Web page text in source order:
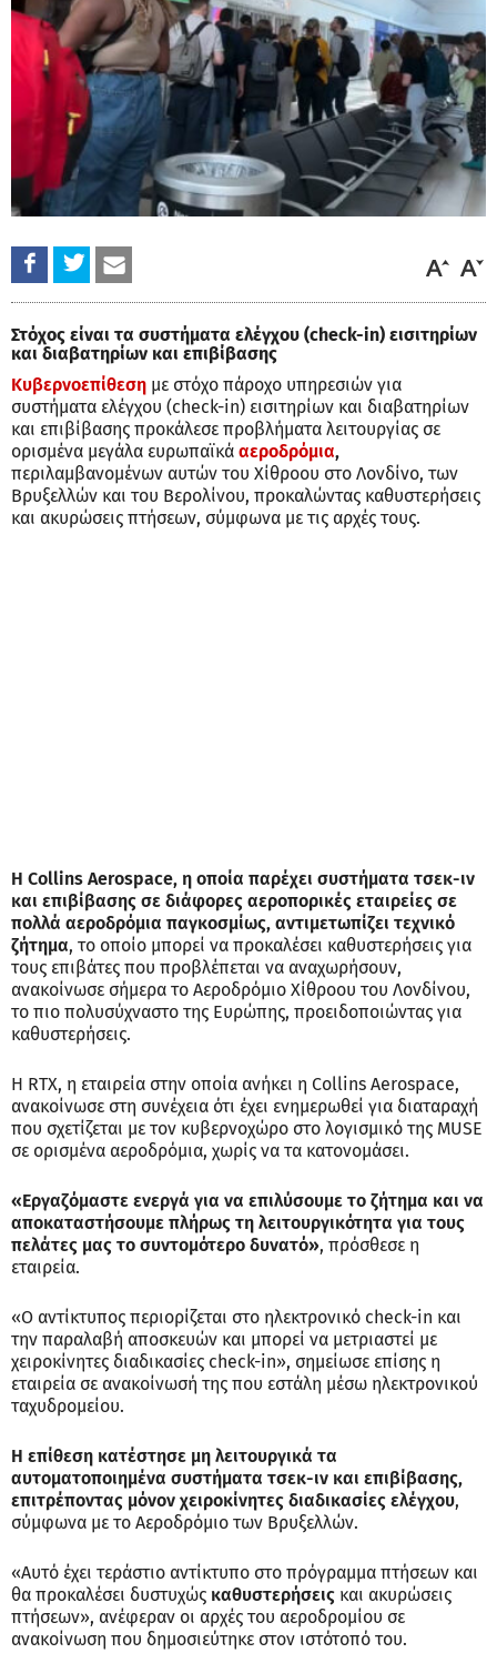
Στόχος είναι τα συστήματα ελέγχου (check-in) εισιτηρίων
και διαβατηρίων και επιβίβασης
Κυβερνοεπίθεση με στόχο πάροχο υπηρεσιών για
συστήματα ελέγχου (check-in) εισιτηρίων και διαβατηρίων
και επιβίβασης προκάλεσε προβλήματα λειτουργίας σε
ορισμένα μεγάλα ευρωπαϊκά αεροδρόμια,
περιλαμβανομένων αυτών του Χίθροου στο Λονδίνο, των
Βρυξελλών και του Βερολίνου, προκαλώντας καθυστερήσεις
και ακυρώσεις πτήσεων, σύμφωνα με τις αρχές τους.
Η Collins Aerospace, η οποία παρέχει συστήματα τσεκ-ιν
και επιβίβασης σε διάφορες αεροπορικές εταιρείες σε
πολλά αεροδρόμια παγκοσμίως, αντιμετωπίζει τεχνικό
ζήτημα, το οποίο μπορεί να προκαλέσει καθυστερήσεις για
τους επιβάτες που προβλέπεται να αναχωρήσουν,
ανακοίνωσε σήμερα το Αεροδρόμιο Χίθροου του Λονδίνου,
το πιο πολυσύχναστο της Ευρώπης, προειδοποιώντας για
καθυστερήσεις.
Η RTX, η εταιρεία στην οποία ανήκει η Collins Aerospace,
ανακοίνωσε στη συνέχεια ότι έχει ενημερωθεί για διαταραχή
που σχετίζεται με τον κυβερνοχώρο στο λογισμικό της MUSE
σε ορισμένα αεροδρόμια, χωρίς να τα κατονομάσει.
«Εργαζόμαστε ενεργά για να επιλύσουμε το ζήτημα και να
αποκαταστήσουμε πλήρως τη λειτουργικότητα για τους
πελάτες μας το συντομότερο δυνατό», πρόσθεσε η
εταιρεία.
«Ο αντίκτυπος περιορίζεται στο ηλεκτρονικό check-in και
την παραλαβή αποσκευών και μπορεί να μετριαστεί με
χειροκίνητες διαδικασίες check-in», σημείωσε επίσης η
εταιρεία σε ανακοίνωσή της που εστάλη μέσω ηλεκτρονικού
ταχυδρομείου.
Η επίθεση κατέστησε μη λειτουργικά τα
αυτοματοποιημένα συστήματα τσεκ-ιν και επιβίβασης,
επιτρέποντας μόνον χειροκίνητες διαδικασίες ελέγχου,
σύμφωνα με το Αεροδρόμιο των Βρυξελλών.
«Αυτό έχει τεράστιο αντίκτυπο στο πρόγραμμα πτήσεων και
θα προκαλέσει δυστυχώς καθυστερήσεις και ακυρώσεις
πτήσεων», ανέφεραν οι αρχές του αεροδρομίου σε
ανακοίνωση που δημοσιεύτηκε στον ιστότοπό του.